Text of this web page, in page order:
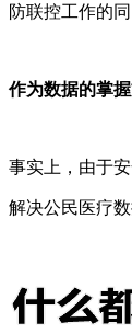
防联控工作的
作为数据的掌
事实上，由于
解决公民医疗